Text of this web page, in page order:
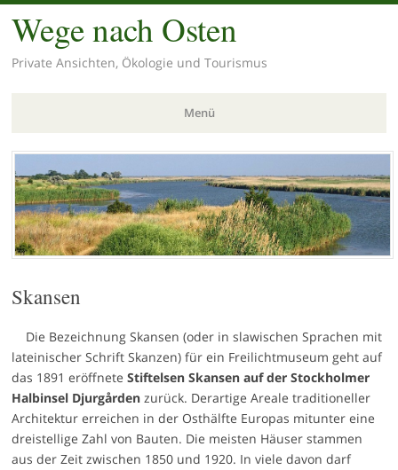
Wege nach Osten
Private Ansichten, Ökologie und Tourismus
Menü
Zum
Inhalt
springen
Skansen
Die Bezeichnung Skansen (oder in slawischen Sprachen mit
lateinischer Schrift Skanzen) für ein Freilichtmuseum geht auf
das 1891 eröffnete Stiftelsen Skansen auf der Stockholmer
Halbinsel Djurgårdenzurück. Derartige Areale traditioneller
Architektur erreichen in der Osthälfte Europas mitunter eine
dreistellige Zahl von Bauten. Die meisten Häuser stammen
aus der Zeit zwischen 1850 und 1920. In viele davon darf